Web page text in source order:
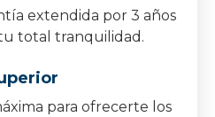
extendida por 3 años
total tranquilidad.
para ofrecerte los